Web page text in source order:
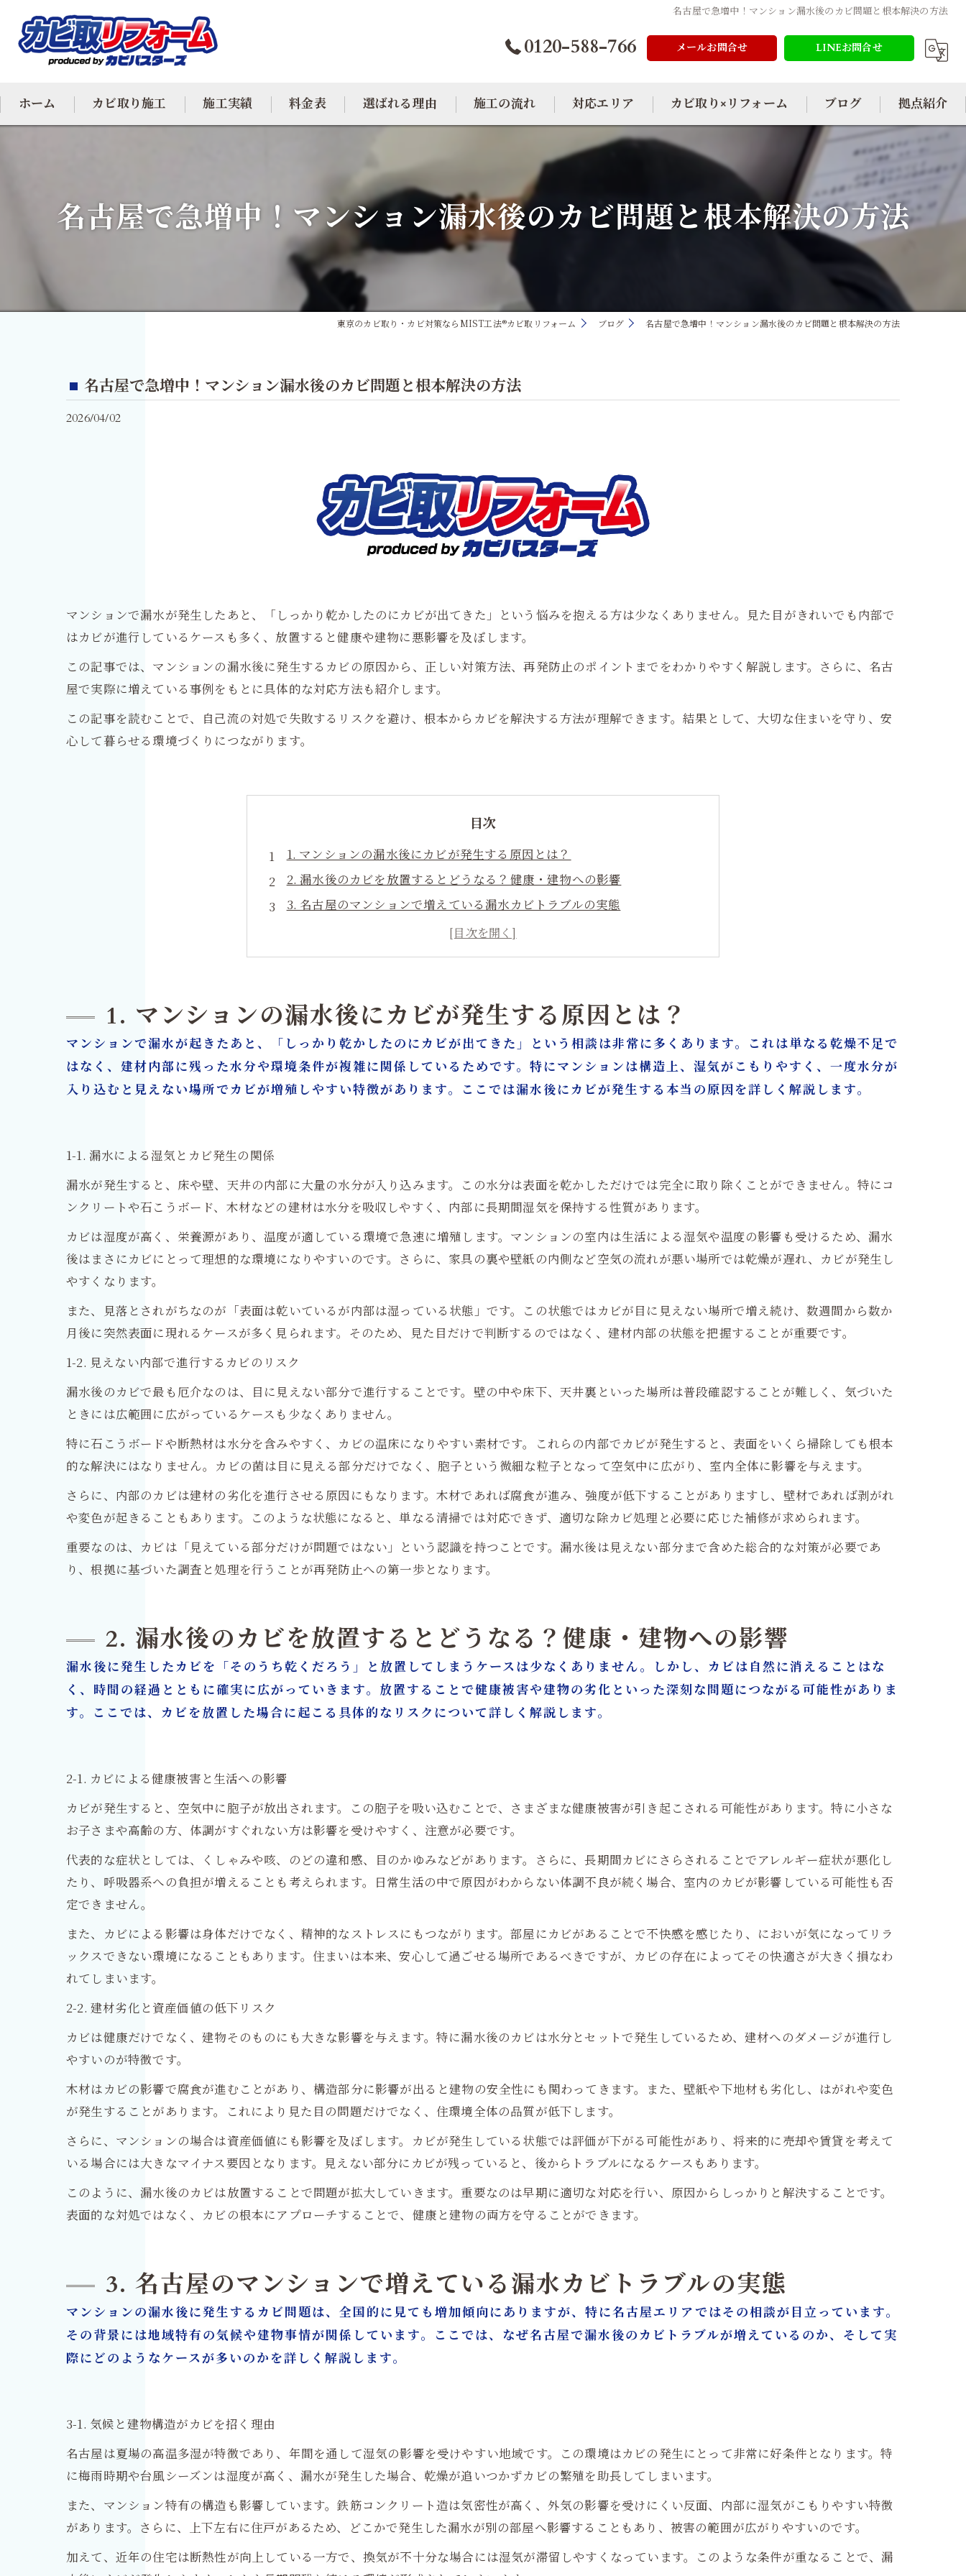
名古屋で急増中！マンション漏水後のカビ問題と根本解決の方法
0120-588-766 メールお問合せ LINEお問合せ
ホーム カビ取り施工
カビ除去
施工実績 料金表 選ばれる理由 施工の流れ 対応エリア
大阪のカビ取り
カビ取り×リフォーム ブログ 拠点紹介
名古屋で急増中！マンション漏水後のカビ問題と根本解決の方法
東京のカビ取り・カビ対策ならMIST工法®カビ取リフォーム ブログ 名古屋で急増中！マンション漏水後のカビ問題と根本解決の方法
名古屋で急増中！マンション漏水後のカビ問題と根本解決の方法
2026/04/02
マンションで漏水が発生したあと、「しっかり乾かしたのにカビが出てきた」という悩みを抱える方は少なくありません。見た目がきれいでも内部で
はカビが進行しているケースも多く、放置すると健康や建物に悪影響を及ぼします。
この記事では、マンションの漏水後に発生するカビの原因から、正しい対策方法、再発防止のポイントまでをわかりやすく解説します。さらに、名古
屋で実際に増えている事例をもとに具体的な対応方法も紹介します。
この記事を読むことで、自己流の対処で失敗するリスクを避け、根本からカビを解決する方法が理解できます。結果として、大切な住まいを守り、安
心して暮らせる環境づくりにつながります。
目次
1. マンションの漏水後にカビが発生する原因とは？
2. 漏水後のカビを放置するとどうなる？健康・建物への影響
3. 名古屋のマンションで増えている漏水カビトラブルの実態
4. マンション漏水後の正しいカビ対策ステップ
5. 表面だけでは不十分！カビ菌にアプローチする除去方法
7. 再発を防ぐためのカビ対策と環境改善
8. 漏水後のリフォームが必要なケースとは？
9. カビ除去とリフォームをワンストップで行うメリット
10. 名古屋で信頼できるカビ対策業者の選び方
1. マンションの漏水後にカビが発生する原因とは？
マンションで漏水が起きたあと、「しっかり乾かしたのにカビが出てきた」という相談は非常に多くあります。これは単なる乾燥不足で
はなく、建材内部に残った水分や環境条件が複雑に関係しているためです。特にマンションは構造上、湿気がこもりやすく、一度水分が
入り込むと見えない場所でカビが増殖しやすい特徴があります。ここでは漏水後にカビが発生する本当の原因を詳しく解説します。
1-1. 漏水による湿気とカビ発生の関係
漏水が発生すると、床や壁、天井の内部に大量の水分が入り込みます。この水分は表面を乾かしただけでは完全に取り除くことができません。特にコ
ンクリートや石こうボード、木材などの建材は水分を吸収しやすく、内部に長期間湿気を保持する性質があります。
カビは湿度が高く、栄養源があり、温度が適している環境で急速に増殖します。マンションの室内は生活による湿気や温度の影響も受けるため、漏水
後はまさにカビにとって理想的な環境になりやすいのです。さらに、家具の裏や壁紙の内側など空気の流れが悪い場所では乾燥が遅れ、カビが発生し
やすくなります。
また、見落とされがちなのが「表面は乾いているが内部は湿っている状態」です。この状態ではカビが目に見えない場所で増え続け、数週間から数か
月後に突然表面に現れるケースが多く見られます。そのため、見た目だけで判断するのではなく、建材内部の状態を把握することが重要です。
1-2. 見えない内部で進行するカビのリスク
漏水後のカビで最も厄介なのは、目に見えない部分で進行することです。壁の中や床下、天井裏といった場所は普段確認することが難しく、気づいた
ときには広範囲に広がっているケースも少なくありません。
特に石こうボードや断熱材は水分を含みやすく、カビの温床になりやすい素材です。これらの内部でカビが発生すると、表面をいくら掃除しても根本
的な解決にはなりません。カビの菌は目に見える部分だけでなく、胞子という微細な粒子となって空気中に広がり、室内全体に影響を与えます。
さらに、内部のカビは建材の劣化を進行させる原因にもなります。木材であれば腐食が進み、強度が低下することがありますし、壁材であれば剥がれ
や変色が起きることもあります。このような状態になると、単なる清掃では対応できず、適切な除カビ処理と必要に応じた補修が求められます。
重要なのは、カビは「見えている部分だけが問題ではない」という認識を持つことです。漏水後は見えない部分まで含めた総合的な対策が必要であ
り、根拠に基づいた調査と処理を行うことが再発防止への第一歩となります。
2. 漏水後のカビを放置するとどうなる？健康・建物への影響
漏水後に発生したカビを「そのうち乾くだろう」と放置してしまうケースは少なくありません。しかし、カビは自然に消えることはな
く、時間の経過とともに確実に広がっていきます。放置することで健康被害や建物の劣化といった深刻な問題につながる可能性がありま
す。ここでは、カビを放置した場合に起こる具体的なリスクについて詳しく解説します。
2-1. カビによる健康被害と生活への影響
カビが発生すると、空気中に胞子が放出されます。この胞子を吸い込むことで、さまざまな健康被害が引き起こされる可能性があります。特に小さな
お子さまや高齢の方、体調がすぐれない方は影響を受けやすく、注意が必要です。
代表的な症状としては、くしゃみや咳、のどの違和感、目のかゆみなどがあります。さらに、長期間カビにさらされることでアレルギー症状が悪化し
たり、呼吸器系への負担が増えることも考えられます。日常生活の中で原因がわからない体調不良が続く場合、室内のカビが影響している可能性も否
定できません。
また、カビによる影響は身体だけでなく、精神的なストレスにもつながります。部屋にカビがあることで不快感を感じたり、においが気になってリラ
ックスできない環境になることもあります。住まいは本来、安心して過ごせる場所であるべきですが、カビの存在によってその快適さが大きく損なわ
れてしまいます。
2-2. 建材劣化と資産価値の低下リスク
カビは健康だけでなく、建物そのものにも大きな影響を与えます。特に漏水後のカビは水分とセットで発生しているため、建材へのダメージが進行し
やすいのが特徴です。
木材はカビの影響で腐食が進むことがあり、構造部分に影響が出ると建物の安全性にも関わってきます。また、壁紙や下地材も劣化し、はがれや変色
が発生することがあります。これにより見た目の問題だけでなく、住環境全体の品質が低下します。
さらに、マンションの場合は資産価値にも影響を及ぼします。カビが発生している状態では評価が下がる可能性があり、将来的に売却や賃貸を考えて
いる場合には大きなマイナス要因となります。見えない部分にカビが残っていると、後からトラブルになるケースもあります。
このように、漏水後のカビは放置することで問題が拡大していきます。重要なのは早期に適切な対応を行い、原因からしっかりと解決することです。
表面的な対処ではなく、カビの根本にアプローチすることで、健康と建物の両方を守ることができます。
3. 名古屋のマンションで増えている漏水カビトラブルの実態
マンションの漏水後に発生するカビ問題は、全国的に見ても増加傾向にありますが、特に名古屋エリアではその相談が目立っています。
その背景には地域特有の気候や建物事情が関係しています。ここでは、なぜ名古屋で漏水後のカビトラブルが増えているのか、そして実
際にどのようなケースが多いのかを詳しく解説します。
3-1. 気候と建物構造がカビを招く理由
名古屋は夏場の高温多湿が特徴であり、年間を通して湿気の影響を受けやすい地域です。この環境はカビの発生にとって非常に好条件となります。特
に梅雨時期や台風シーズンは湿度が高く、漏水が発生した場合、乾燥が追いつかずカビの繁殖を助長してしまいます。
また、マンション特有の構造も影響しています。鉄筋コンクリート造は気密性が高く、外気の影響を受けにくい反面、内部に湿気がこもりやすい特徴
があります。さらに、上下左右に住戸があるため、どこかで発生した漏水が別の部屋へ影響することもあり、被害の範囲が広がりやすいのです。
加えて、近年の住宅は断熱性が向上している一方で、換気が不十分な場合には湿気が滞留しやすくなっています。このような条件が重なることで、漏